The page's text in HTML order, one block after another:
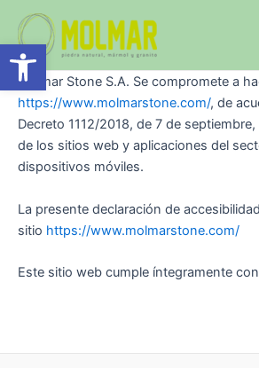
Abrir barra de herramientas
contenido
Molmar Stone S.A. Se compromete a
https://www.molmarstone.com/, de
Decreto 1112/2018, de 7 de
de los sitios web y aplicaciones del
dispositivos móviles.
La presente declaración de
sitio https://www.molmarstone.com/
Este sitio web cumple íntegramente con